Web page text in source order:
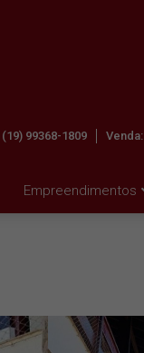
Empreendimentos
(19) 99368-1809 Venda: